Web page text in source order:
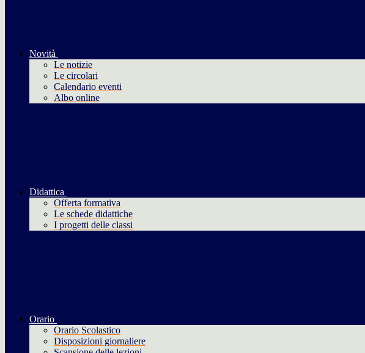
Novità
Le notizie
Le circolari
Calendario eventi
Albo online
Didattica
Offerta formativa
Le schede didattiche
I progetti delle classi
Orario
Orario Scolastico
Disposizioni giornaliere